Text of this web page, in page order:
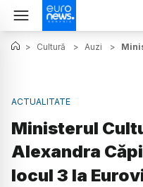
> Cultură > Auzi >
ACTUALITATE
Ministerul
Alexandra
locul 3 la